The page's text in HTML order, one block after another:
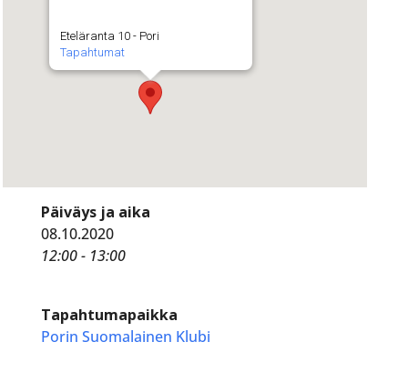
Eteläranta 10 - Pori
Tapahtumat
Päiväys ja aika
08.10.2020
12:00 - 13:00
Tapahtumapaikka
Porin Suomalainen Klubi